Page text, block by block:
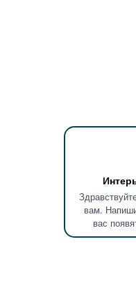
вам.
вас